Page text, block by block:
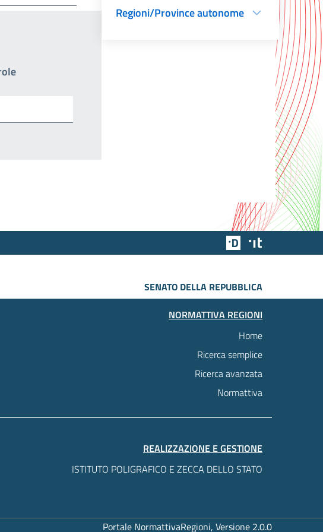
Regioni/Province autonome
Team Digitale
SENATO DELLA REPUBBLICA
NORMATTIVA REGIONI
Home
Ricerca semplice
Ricerca avanzata
Normattiva
REALIZZAZIONE E GESTIONE
ISTITUTO POLIGRAFICO E ZECCA DELLO STATO
Portale NormattivaRegioni, Versione 2.0.0